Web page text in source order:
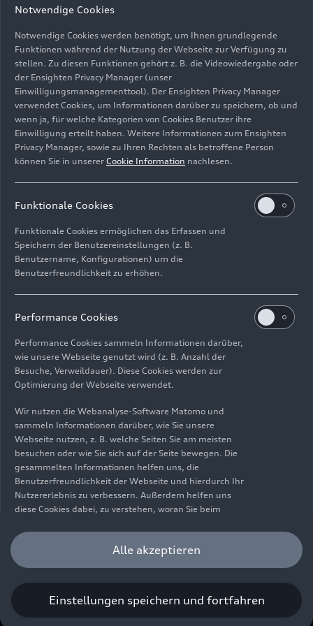
Standaufnahme, Farbe: Nardograu
Bild-Nr: A222263 · Copyright: AUDI AG
Rechte: Verwendung für Pressezwecke honorarfrei
ImpressumRechtliches
Hinweisgebersystem
Informationen zur BarrierefreiheitKontakt
© 2026 AUDI AG. Alle Rechte vorbehalten.
EN
Die Angaben zu Kraftstoffverbrauch, Stromverbrauch, CO₂-
Emissionen und elektrischer Reichweite wurden nach dem
gesetzlich vorgeschriebenen Messverfahren „Worldwide
Harmonized Light Vehicles Test Procedure“ (WLTP) gemäß
Verordnung (EG) 715/2007 ermittelt. Zusatzausstattungen und
Zubehör (Anbauteile, Reifenformat usw.) können relevante
Aerodynamik verändern und neben Witterungs- und
Verkehrsbedingungen sowie dem individuellen Fahrverhalten den
Sie unter www.audi.de/wltp.
Notwendige Cookies
Notwendige Cookies werden benötigt, um Ihnen grundlegende
Funktionen während der Nutzung der Webseite zur Verfügung zu
stellen. Zu diesen Funktionen gehört z. B. die Videowiedergabe oder
der Ensighten Privacy Manager (unser
Einwilligungsmanagementtool). Der Ensighten Privacy Manager
verwendet Cookies, um Informationen darüber zu speichern, ob und
wenn ja, für welche Kategorien von Cookies Benutzer ihre
Einwilligung erteilt haben. Weitere Informationen zum Ensighten
Privacy Manager, sowie zu Ihren Rechten als betroffene Person
können Sie in unserer Cookie Information nachlesen.
Funktionale Cookies
Funktionale Cookies ermöglichen das Erfassen und
Speichern der Benutzereinstellungen (z. B.
Benutzername, Konfigurationen) um die
Benutzerfreundlichkeit zu erhöhen.
Performance Cookies
Performance Cookies sammeln Informationen darüber,
wie unsere Webseite genutzt wird (z. B. Anzahl der
Besuche, Verweildauer). Diese Cookies werden zur
Optimierung der Webseite verwendet.
Wir nutzen die Webanalyse-Software Matomo und
sammeln Informationen darüber, wie Sie unsere
Webseite nutzen, z. B. welche Seiten Sie am meisten
besuchen oder wie Sie sich auf der Seite bewegen. Die
gesammelten Informationen helfen uns, die
Benutzerfreundlichkeit der Webseite und hierdurch Ihr
Nutzererlebnis zu verbessern. Außerdem helfen uns
diese Cookies dabei, zu verstehen, woran Sie beim
unser Angebot optimieren können. Bitte beachten Sie,
dass Sie Ihre Einwilligung bezüglich der Platzierung von
Performance Cookies jederzeit widerrufen können.
Einwilligung widerrufen können finden Sie in unserer
Cookie Information.
Alle akzeptieren
Einstellungen speichern und fortfahren